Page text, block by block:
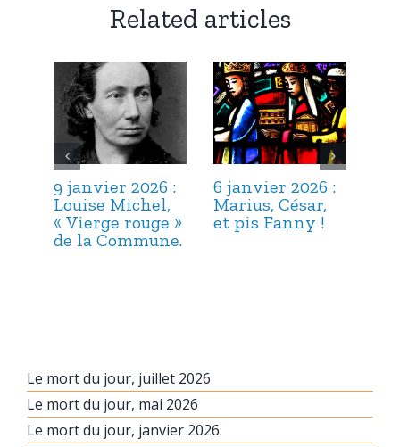
Related articles
9 janvier 2026 :
Louise Michel,
« Vierge rouge »
de la Commune.
6 janvier 2026 :
Marius, César,
et pis Fanny !
Le mort du jour, juillet 2026
Le mort du jour, mai 2026
Le mort du jour, janvier 2026.